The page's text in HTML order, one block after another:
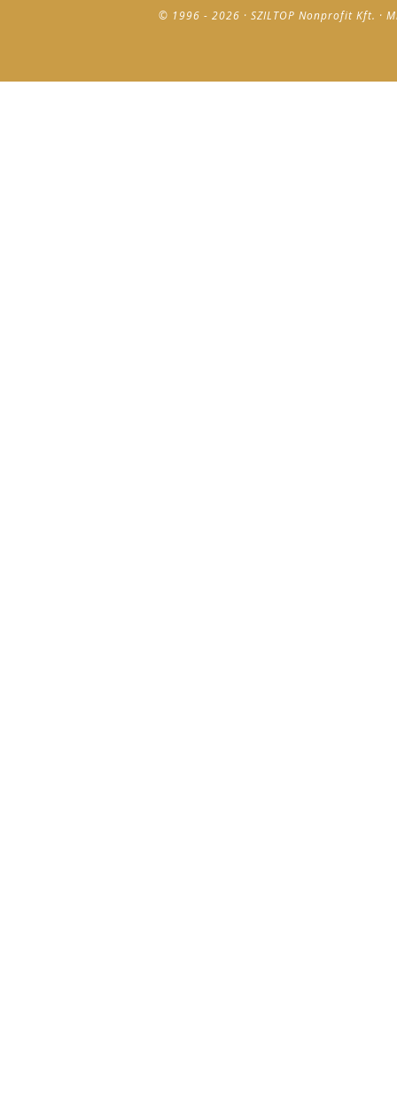
© 1996 - 2026 · SZILTOP Nonprofit Kft. ·